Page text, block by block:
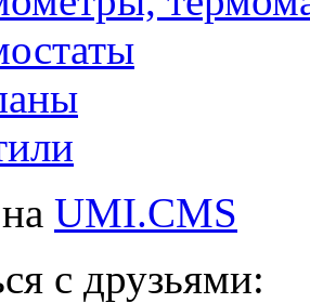
UMI.CMS
с друзьями: